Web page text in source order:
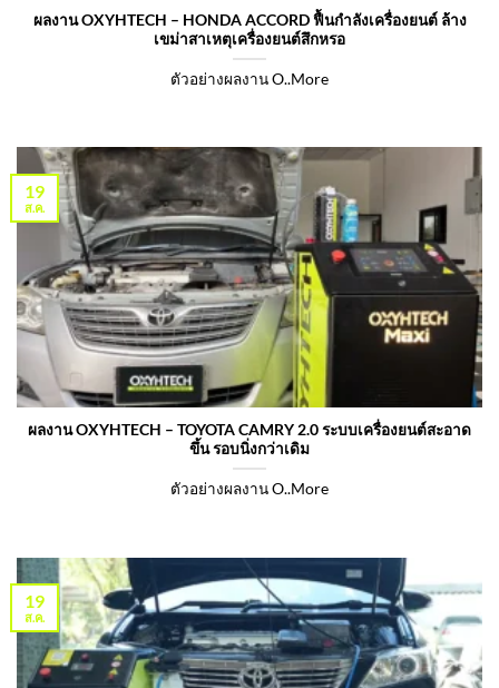
ผลงาน OXYHTECH – HONDA ACCORD ฟื้นกำลังเครื่องยนต์ ล้าง
เขม่าสาเหตุเครื่องยนต์สึกหรอ
ตัวอย่างผลงาน O..More
ผลงาน OXYHTECH – TOYOTA CAMRY 2.0 ระบบเครื่องยนต์สะอาด
ขึ้น รอบนิ่งกว่าเดิม
ตัวอย่างผลงาน O..More
19
ส.ค.
19
ส.ค.